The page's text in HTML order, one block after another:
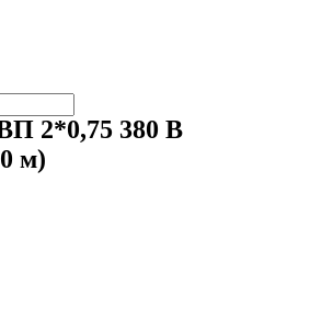
2*0,75 380 В
м)